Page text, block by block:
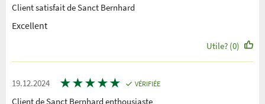
Client satisfait de Sanct Bernhard
Excellent
Utile? (0)
19.12.2024 ★★★★★ VÉRIFIÉE
Client de Sanct Bernhard enthousiaste